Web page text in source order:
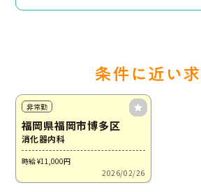
非常勤
福岡県福岡市博多区
消化器内科
時給 ¥11,000円
2026/02/26